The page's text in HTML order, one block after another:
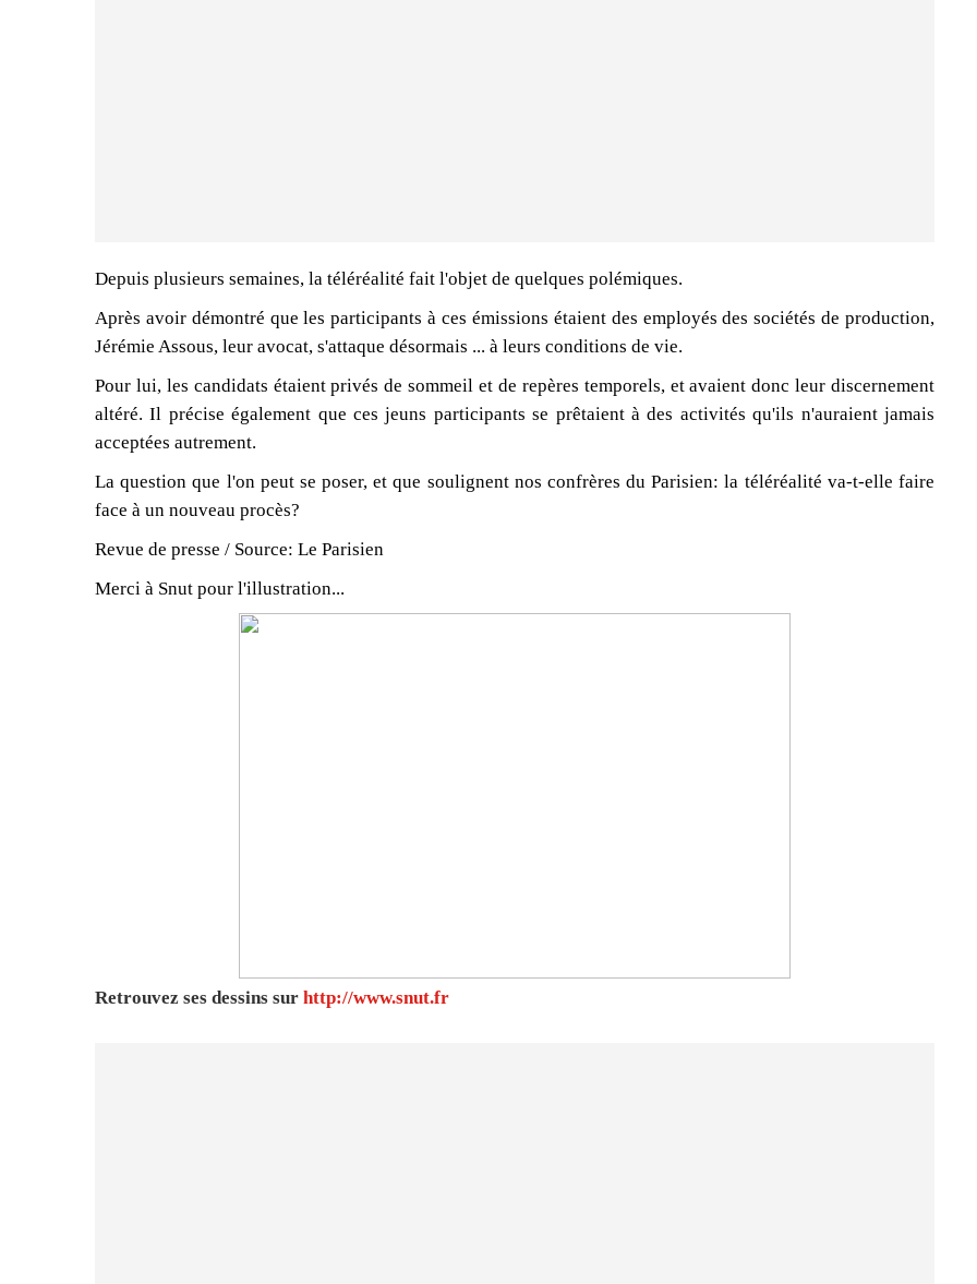
Depuis plusieurs semaines, la téléréalité fait l'objet de quelques polémiques.
Après avoir démontré que les participants à ces émissions étaient des employés des sociétés de production,
Jérémie Assous, leur avocat, s'attaque désormais ... à leurs conditions de vie.
Pour lui, les candidats étaient privés de sommeil et de repères temporels, et avaient donc leur discernement
altéré. Il précise également que ces jeuns participants se prêtaient à des activités qu'ils n'auraient jamais
acceptées autrement.
La question que l'on peut se poser, et que soulignent nos confrères du Parisien: la téléréalité va-t-elle faire
face à un nouveau procès?
Revue de presse / Source: Le Parisien
Merci à Snut pour l'illustration...
Retrouvez ses dessins sur http://www.snut.fr